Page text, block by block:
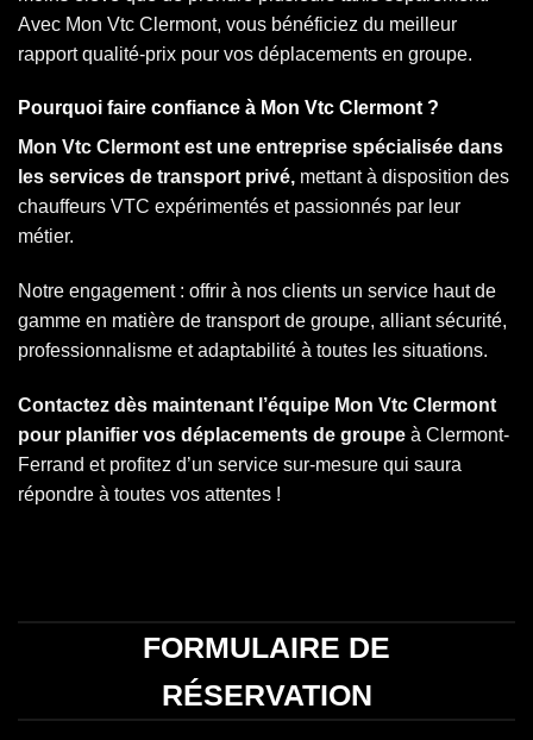
Avec Mon Vtc Clermont, vous bénéficiez du meilleur
rapport qualité-prix pour vos déplacements en groupe.
Pourquoi faire confiance à Mon Vtc Clermont ?
Mon Vtc Clermont est une entreprise spécialisée dans
les services de transport privé, mettant à disposition des
chauffeurs VTC expérimentés et passionnés par leur
métier.
Notre engagement : offrir à nos clients un service haut de
gamme en matière de transport de groupe, alliant sécurité,
professionnalisme et adaptabilité à toutes les situations.
Contactez dès maintenant l’équipe Mon Vtc Clermont
pour planifier vos déplacements de groupe à Clermont-
Ferrand et profitez d’un service sur-mesure qui saura
répondre à toutes vos attentes !
FORMULAIRE DE
RÉSERVATION